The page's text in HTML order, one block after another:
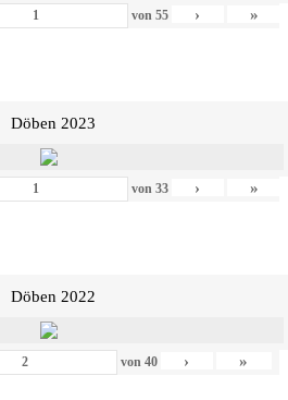
von 55 › »
Döben 2023
von 33 › »
Döben 2022
von 40 › »